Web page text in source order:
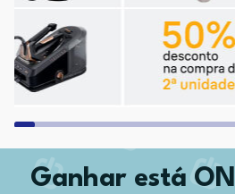
Ganhar está ON